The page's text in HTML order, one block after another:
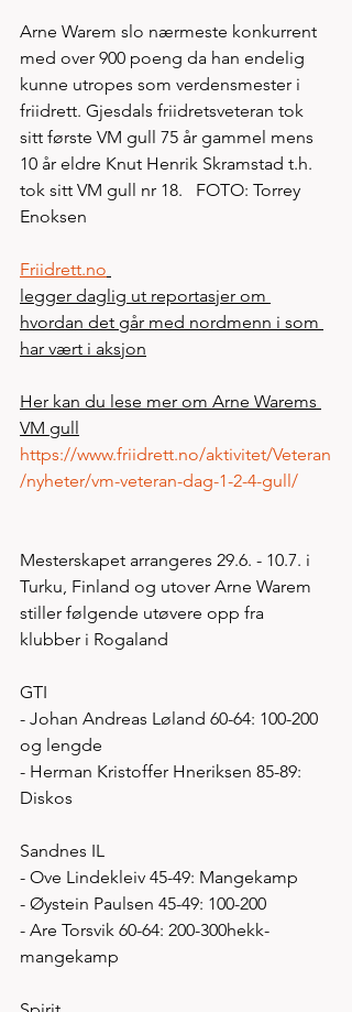
Arne Warem slo nærmeste konkurrent
med over 900 poeng da han endelig
kunne utropes som verdensmester i
friidrett. Gjesdals friidretsveteran tok
sitt første VM gull 75 år gammel mens
10 år eldre Knut Henrik Skramstad t.h.
tok sitt VM gull nr 18.   FOTO: Torrey
Enoksen
Friidrett.no
legger daglig ut reportasjer om
hvordan det går med nordmenn i som
har vært i aksjon
Her kan du lese mer om Arne Warems
VM gull
https://www.friidrett.no/aktivitet/Veteran
/nyheter/vm-veteran-dag-1-2-4-gull/
Mesterskapet arrangeres 29.6. - 10.7. i
Turku, Finland og utover Arne Warem
stiller følgende utøvere opp fra
klubber i Rogaland
GTI
- Johan Andreas Løland 60-64: 100-200
og lengde
- Herman Kristoffer Hneriksen 85-89:
Diskos
Sandnes IL
- Ove Lindekleiv 45-49: Mangekamp
- Øystein Paulsen 45-49: 100-200
- Are Torsvik 60-64: 200-300hekk-
mangekamp